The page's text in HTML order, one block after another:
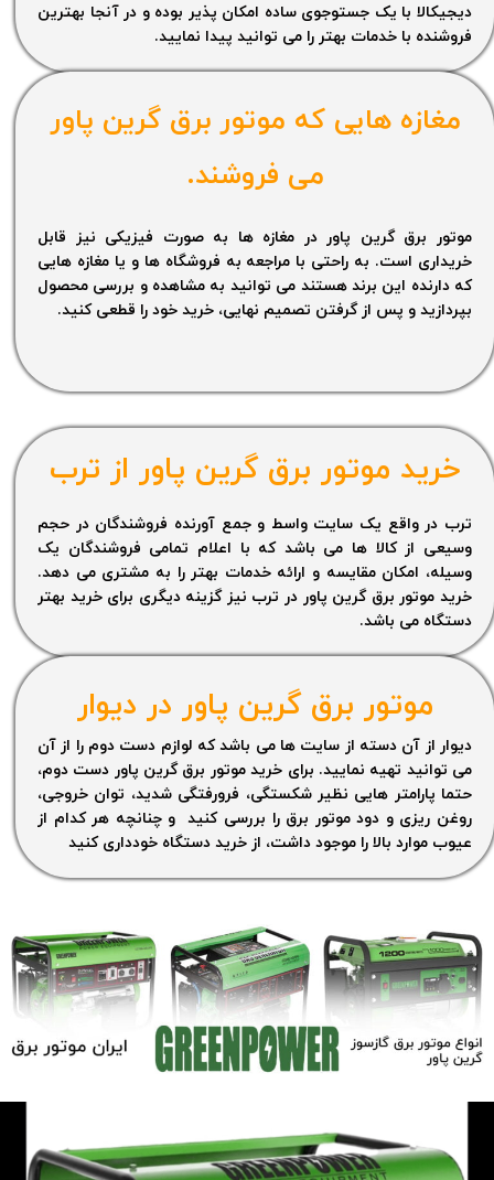
دیجیکالا با یک جستوجوی ساده امکان پذیر بوده و در آنجا بهترین
فروشنده با خدمات بهتر را می توانید پیدا نمایید.
مغازه هایی که موتور برق گرین پاور
می فروشند.
موتور برق گرین پاور در مغازه ها به صورت فیزیکی نیز قابل
خریداری است. به راحتی با مراجعه به فروشگاه ها و یا مغازه هایی
که دارنده این برند هستند می توانید به مشاهده و بررسی محصول
بپردازید و پس از گرفتن تصمیم نهایی، خرید خود را قطعی کنید.
خرید موتور برق گرین پاور از ترب
ترب در واقع یک سایت واسط و جمع آورنده فروشندگان در حجم
وسیعی از کالا ها می باشد که با اعلام تمامی فروشندگان یک
وسیله، امکان مقایسه و ارائه خدمات بهتر را به مشتری می دهد.
خرید موتور برق گرین پاور در ترب نیز گزینه دیگری برای خرید بهتر
دستگاه می باشد.
موتور برق گرین پاور در دیوار
دیوار از آن دسته از سایت ها می باشد که لوازم دست دوم را از آن
می توانید تهیه نمایید. برای خرید موتور برق گرین پاور دست دوم،
حتما پارامتر هایی نظیر شکستگی، فرورفتگی شدید، توان خروجی،
روغن ریزی و دود موتور برق را بررسی کنید و چنانچه هر کدام از
عیوب موارد بالا را موجود داشت، از خرید دستگاه خودداری کنید